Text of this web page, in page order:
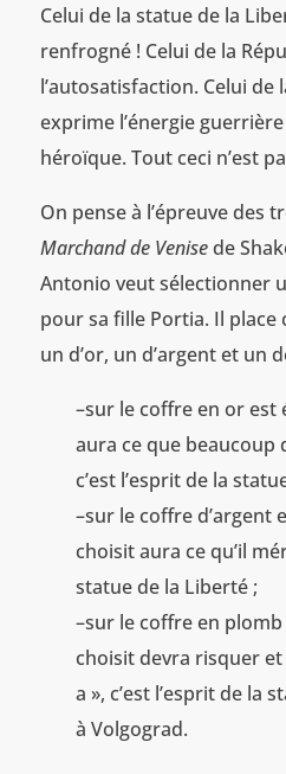
Celui de la statue de la
renfrogné ! Celui de la
l’autosatisfaction. Celui de
exprime l’énergie
héroïque. Tout ceci n’est
On pense à l’épreuve des
Marchand de Venisede
Antonio veut sélectionner
pour sa fille Portia. Il
un d’or, un d’argent et un
–sur le coffre en or est
aura ce que beaucoup
c’est l’esprit de la
–sur le coffre d’argent
choisit aura ce qu’il
statue de la Liberté ;
–sur le coffre en
choisit devra risquer
a », c’est l’esprit de la
à Volgograd.